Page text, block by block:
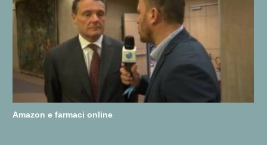
Amazon e farmaci online